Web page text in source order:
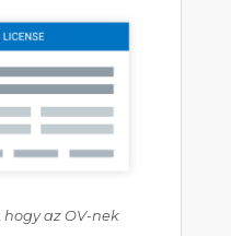
az OV-nek